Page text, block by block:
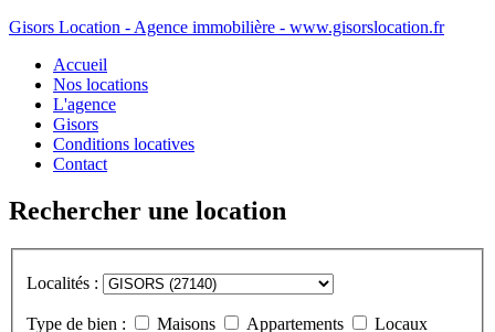
Gisors Location - Agence immobilière - www.gisorslocation.fr
Accueil
Nos locations
L'agence
Gisors
Conditions locatives
Contact
Rechercher une location
Localités :
Type de bien : Maisons Appartements
Locaux